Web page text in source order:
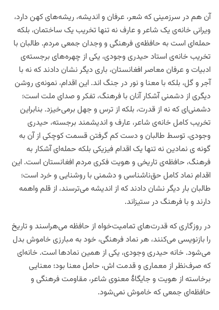
آن هم در سرزمینی که شعر، عرفان و اندیشه، ریشه‌های کهن دارد،
ویرانی خانه‌ی یک شاعر و عارف نه تنها تخریب یک ساختمان، بلکه
حمله‌ای است به حافظه‌ی فرهنگی و وجدان جمعی مردم. طالبان با
تخریب خانه‌ی استاد حیدری وجودی، یکی از چهره‌های برجسته‌ی
ادبیات و عرفان معاصر افغانستان، باری دیگر نشان دادند که نه با
آجر و گل، بلکه با معنا و نور در جنگ‌ اند. این اقدام، نمونه‌ی روشن
دیگری از دشمنی آشکار آنان با فرهنگ، تفکر و صدای ملت است؛
دشمنی‌ای که نه از قدرت، بلکه از ترس و جهل برمی‌خیزد. بنابراین
تخریب کامل خانه‌ی شاعر، عارف و اندیشمند برجسته، حیدری
وجودی، توسط طالبان و دست کم گرفتن قسمت کوچکی از آن به
گونه ی نمادین نه تنها یک اقدام فیزیکی بلکه حمله‌ای آشکار به
فرهنگ، حافظه‌ی تاریخی و هویت فکری مردم افغانستان است. این
اقدام نماد کامل حق‌ناشناسی و دشمنی با روشنایی و خرد است؛
طالبان بار دیگر نشان دادند که از اندیشه می‌ترسند، از قلم واهمه
دارند و با فرهنگ در ستیزاند.
در روزگاری که قدرت‌های تمامیت‌خواه از حافظه می‌هراسند و تاریخ
را بازنویسی می‌کنند، هر نماد فرهنگی، خود به مبارزی خاموش بدل
می‌شود. خانه حیدری وجودی، یکی از همین نمادها است. خانه‌ای
که صرف‌نظر از معماری و قدمت اش، حامل معنا بود؛ معنایی
برخاسته از هویت و جایگاۀ معنوی شاعر، مقاومت فرهنگی و
حافظه‌ای جمعی که خاموش نمی‌شود.